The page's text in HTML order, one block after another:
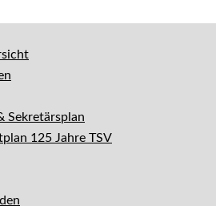
Sekretärsplan
125 Jahre TSV